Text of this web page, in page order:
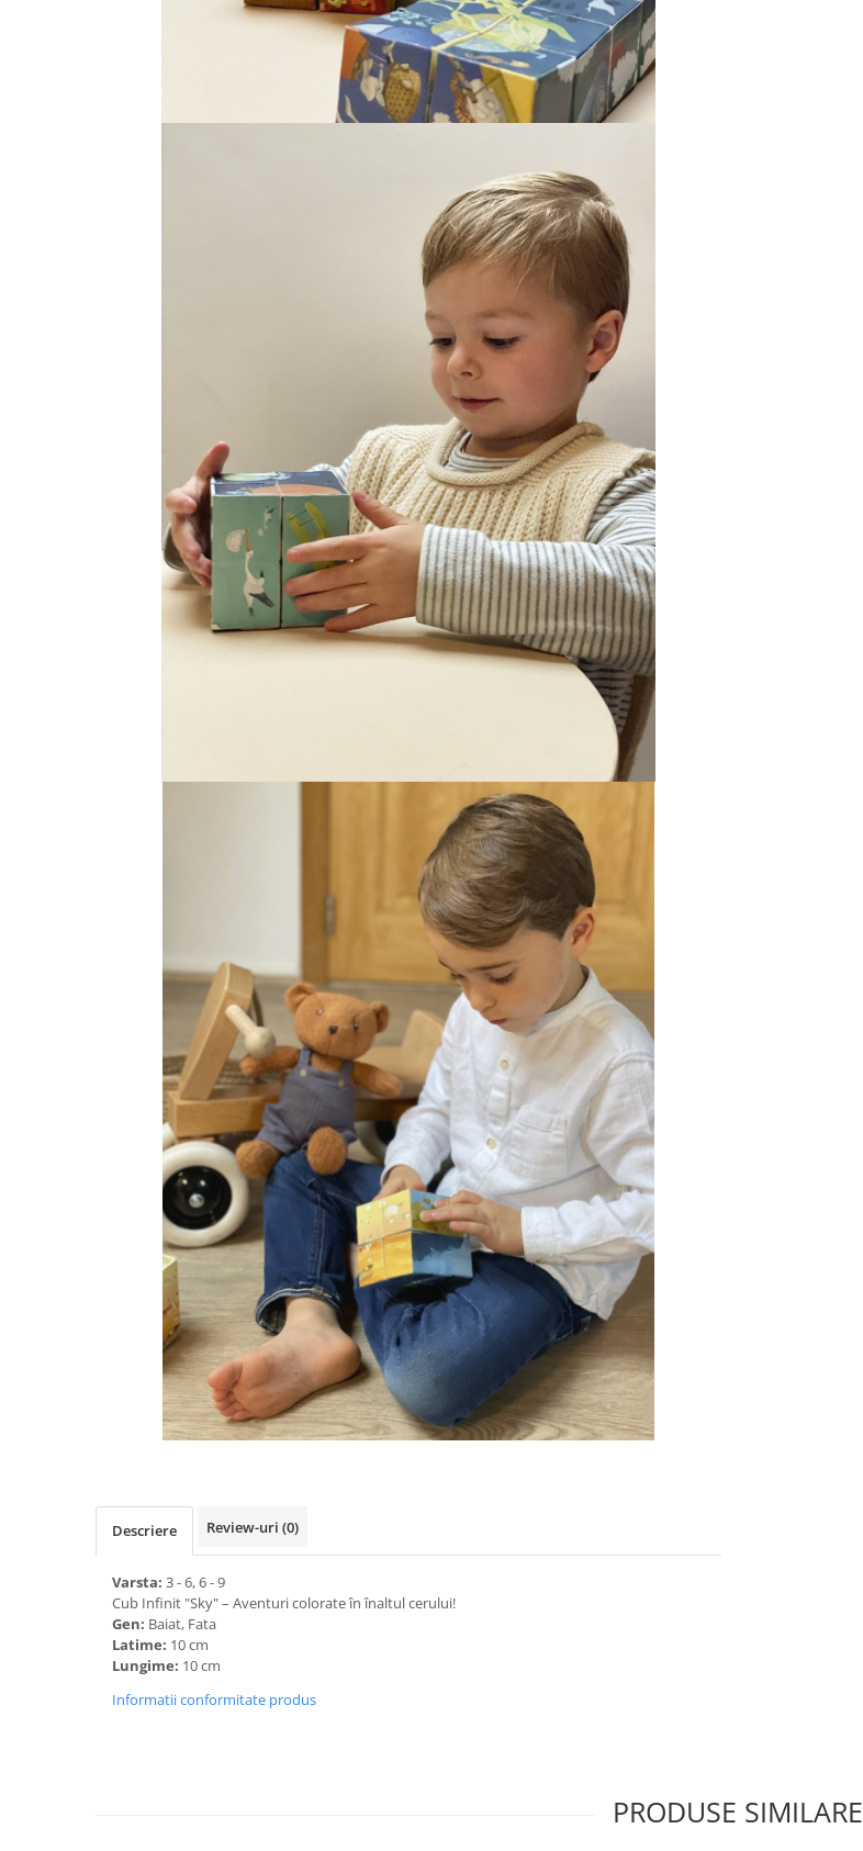
Descriere Review-uri (0)
Varsta: 3 - 6, 6 - 9
Cub Infinit "Sky" – Aventuri colorate în înaltul cerului!
Gen: Baiat, Fata
Latime: 10 cm
Lungime: 10 cm
Informatii conformitate produs
PRODUSE SIMILARE